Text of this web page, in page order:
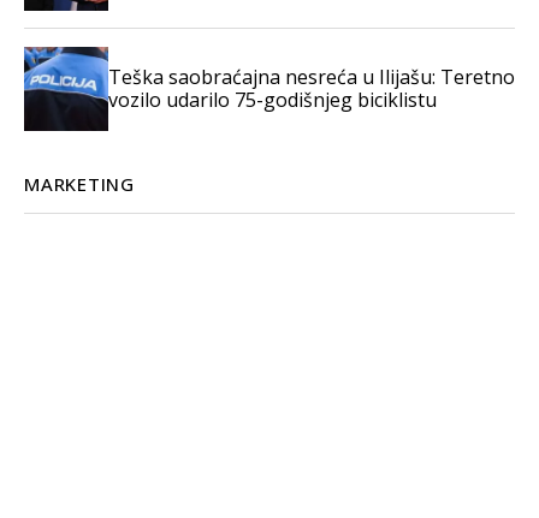
Teška saobraćajna nesreća u Ilijašu: Teretno
vozilo udarilo 75-godišnjeg biciklistu
MARKETING